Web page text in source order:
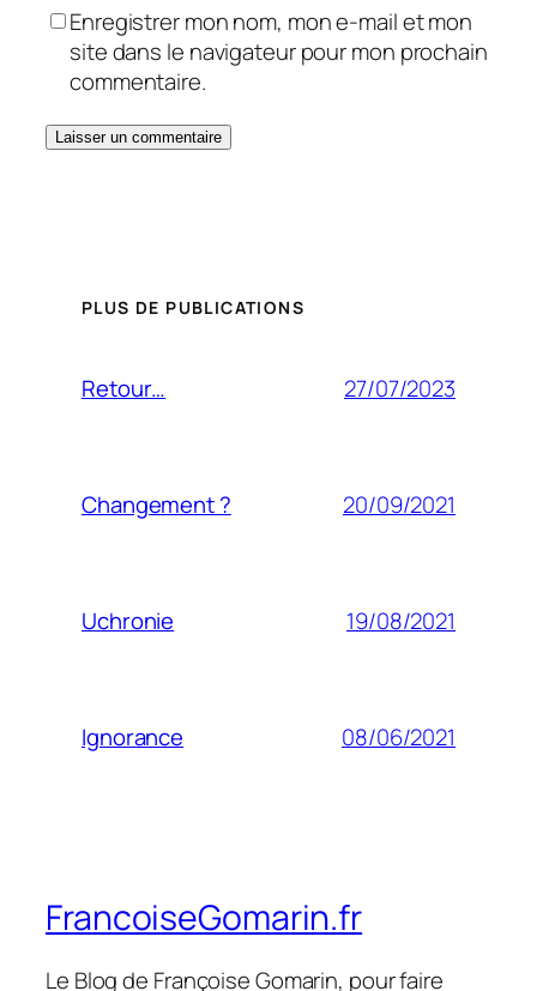
Enregistrer mon nom, mon e-mail et mon
site dans le navigateur pour mon prochain
commentaire.
PLUS DE PUBLICATIONS
Retour… 27/07/2023
Changement ? 20/09/2021
Uchronie 19/08/2021
Ignorance 08/06/2021
FrancoiseGomarin.fr
Le Blog de Françoise Gomarin, pour faire